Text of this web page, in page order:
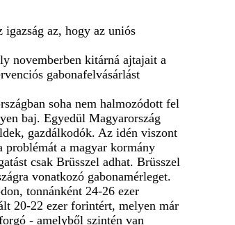
az, hogy az uniós
novemberben kitárná ajtajait a
gabonafelvásárlást
soha nem halmozódott fel
baj. Egyedül Magyarország
gazdálkodók. Az idén viszont
problémát a magyar kormány
csak Brüsszel adhat. Brüsszel
vonatkozó gabonamérleget.
tonnánként 24-26 ezer
20-22 ezer forintért, melyen már
- amelyből szintén van